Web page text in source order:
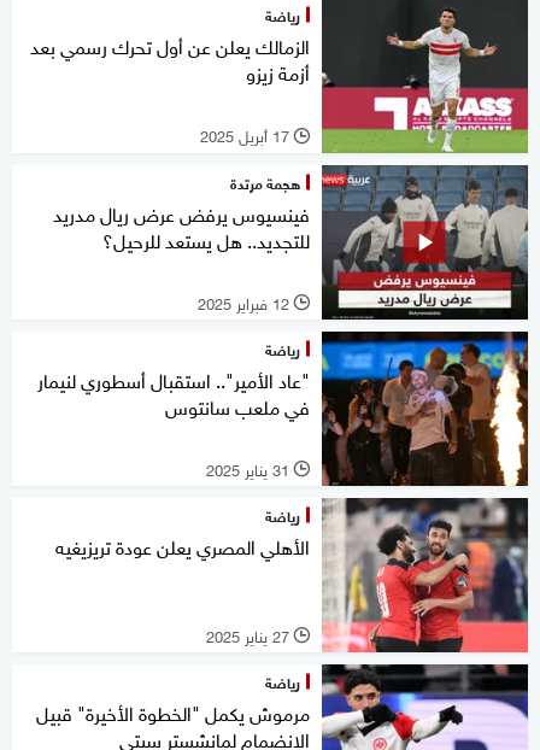
رياضة
الزمالك يعلن عن أول تحرك رسمي بعد
أزمة زيزو
l 17 أبريل 2025
هجمة مرتدة
فينسيوس يرفض عرض ريال مدريد
للتجديد.. هل يستعد للرحيل؟
l 12 فبراير 2025
رياضة
"عاد الأمير".. استقبال أسطوري لنيمار
في ملعب سانتوس
l 31 يناير 2025
رياضة
الأهلي المصري يعلن عودة تريزيغيه
l 27 يناير 2025
رياضة
مرموش يكمل "الخطوة الأخيرة" قبيل
الانضمام لمانشستر سيتي